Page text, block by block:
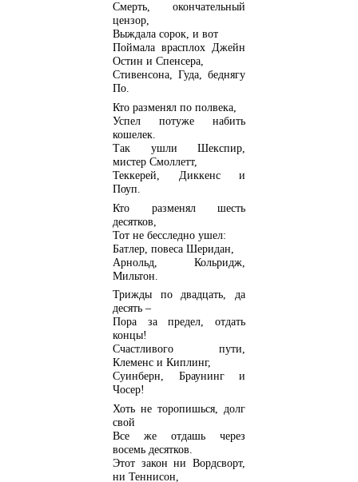
Смерть, окончательный
цензор,
Выждала сорок, и вот
Поймала врасплох Джейн
Остин и Спенсера,
Стивенсона, Гуда, беднягу
По.
Кто разменял по полвека,
Успел потуже набить
кошелек.
Так ушли Шекспир,
мистер Смоллетт,
Теккерей, Диккенс и
Поуп.
Кто разменял шесть
десятков,
Тот не бесследно ушел:
Батлер, повеса Шеридан,
Арнольд, Кольридж,
Мильтон.
Трижды по двадцать, да
десять –
Пора за предел, отдать
концы!
Счастливого пути,
Клеменс и Киплинг,
Суинберн, Браунинг и
Чосер!
Хоть не торопишься, долг
свой
Все же отдашь через
восемь десятков.
Этот закон ни Вордсворт,
ни Теннисон,